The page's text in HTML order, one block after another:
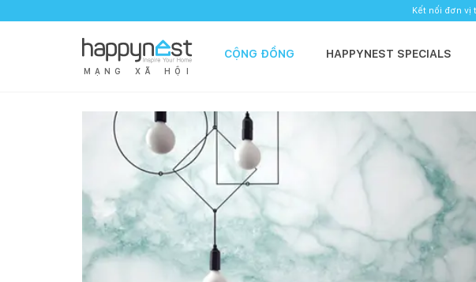
Kết nối đơn vị
M Ạ N G X Ã H Ộ I
CỘNG ĐỒNG HAPPYNEST SPECIALS